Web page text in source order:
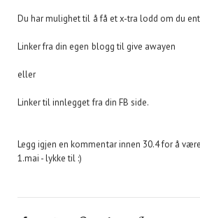
Du har mulighet til å få et x-tra lodd om du
Linker fra din egen blogg til give awayen
eller
Linker til innlegget fra din FB side.
Legg igjen en kommentar innen 30.4 for å
1.mai - lykke til :)